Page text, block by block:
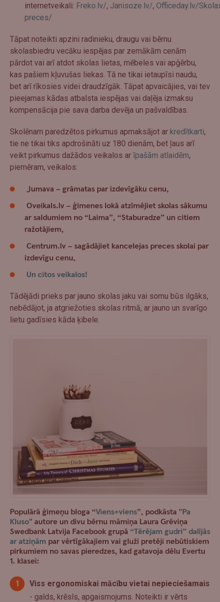
internetveikali: Freko.lv/, Janisoze.lv/, Officeday.lv/
preces/
Tāpat noteikti apzini radinieku, draugu vai bērnu
skolasbiedru vecāku iespējas par zemākām cenām
pārdot vai arī atdot skolas lietas, mēbeles vai apģērbu,
kas pašiem kļuvušas liekas. Tā ne tikai ietaupīsi naudu,
bet arī rīkosies videi draudzīgāk. Tāpat apvaicājies, vai tev
pieejamas kādas atbalsta iespējas vai daļēja izmaksu
kompensācija pie sava darba devēja un pašvaldības.
Skolēnam paredzētos pirkumus apmaksājot ar kredītkarti,
tie ne tikai tiks apdrošināti uz 180 dienām, bet ļaus arī
veikt pirkumus dažādos veikalos arīpašām atlaidēm,
piemēram, veikalos:
Jumava – grāmatas par izdevīgāku cenu,
Oveikals.lv – ģimenes lokā atzīmējiet skolas sākumu
ar saldumiem no “Laima”, “Staburadze” un citiem
ražotājiem,
Centrum.lv – sagādājiet kancelejas preces skolai par
izdevīgu cenu,
Un citos veikalos!
Tādējādi prieks par jauno skolas jaku vai somu būs ilgāks,
nebēdājot, ja atgriežoties skolas ritmā, ar jauno un svarīgo
lietu gadīsies kāda ķibele.
Populārā ģimeņu bloga “Viens+viens”, podkāsta "Pa
Kluso" autore un divu bērnu māmiņa Laura Grēviņa
Swedbank Latvija Facebook grupā “Tērējam gudri” dalījās
ar atziņām par vērtīgākajiem vai gluži pretēji nebūtiskiem
pirkumiem no savas pieredzes, kad gatavoja dēlu Evertu
1. klasei:
Viss ergonomiskai mācību vietai nepieciešamais
- galds, krēsls, apgaismojums. Noteikti ir vērts